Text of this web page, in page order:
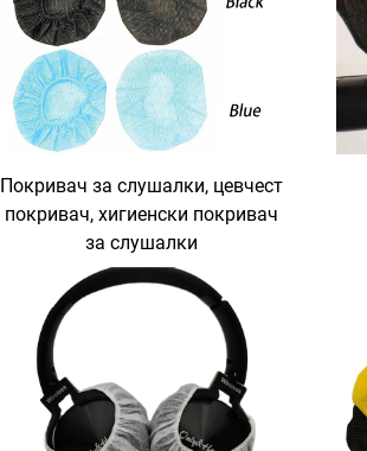
Покривач за слушалки, цевчест
покривач, хигиенски покривач
за слушалки